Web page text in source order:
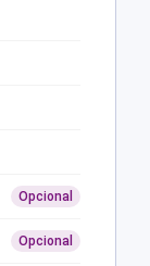
Opcional
Opcional